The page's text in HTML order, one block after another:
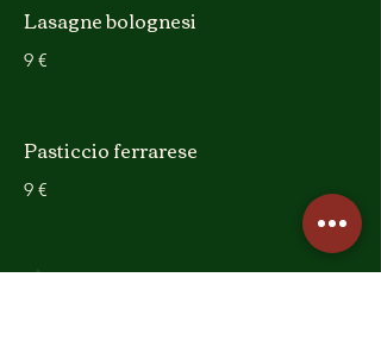
Lasagne bolognesi
9 €
Pasticcio ferrarese
9 €
Caramelle ripiene